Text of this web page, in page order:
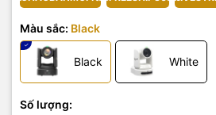
Màu sắc: Black
Black White
Số lượng: